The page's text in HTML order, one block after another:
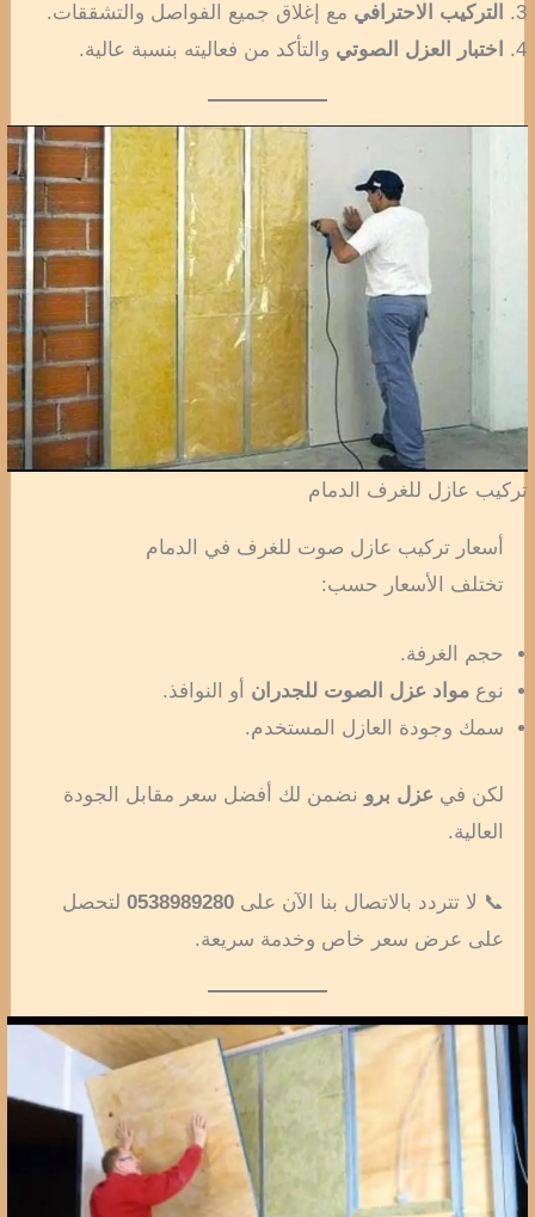
التركيب الاحترافي مع إغلاق جميع الفواصل والتشققات.
اختبار العزل الصوتي والتأكد من فعاليته بنسبة عالية.
تركيب عازل للغرف الدمام
أسعار تركيب عازل صوت للغرف في الدمام
تختلف الأسعار حسب:
حجم الغرفة.
نوعمواد عزل الصوت للجدران أو النوافذ.
سمك وجودة العازل المستخدم.
لكن في عزل برو نضمن لك أفضل سعر مقابل الجودة
العالية.
📞 لا تتردد بالاتصال بنا الآن على0538989280 لتحصل
على عرض سعر خاص وخدمة سريعة.